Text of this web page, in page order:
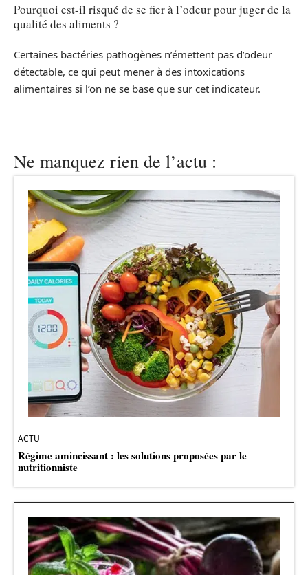
Pourquoi est-il risqué de se fier à l’odeur pour juger de la
qualité des aliments ?
Certaines bactéries pathogènes n’émettent pas d’odeur
détectable, ce qui peut mener à des intoxications
alimentaires si l’on ne se base que sur cet indicateur.
Ne manquez rien de l’actu :
ACTU
Régime amincissant : les solutions proposées par le
nutritionniste